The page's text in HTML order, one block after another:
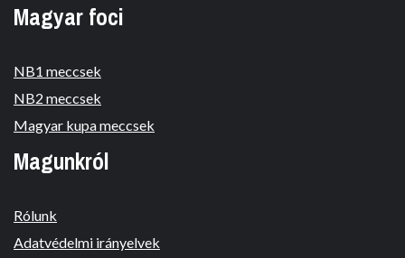
Magyar foci
NB1 meccsek
NB2 meccsek
Magyar kupa meccsek
Magunkról
Rólunk
Adatvédelmi irányelvek